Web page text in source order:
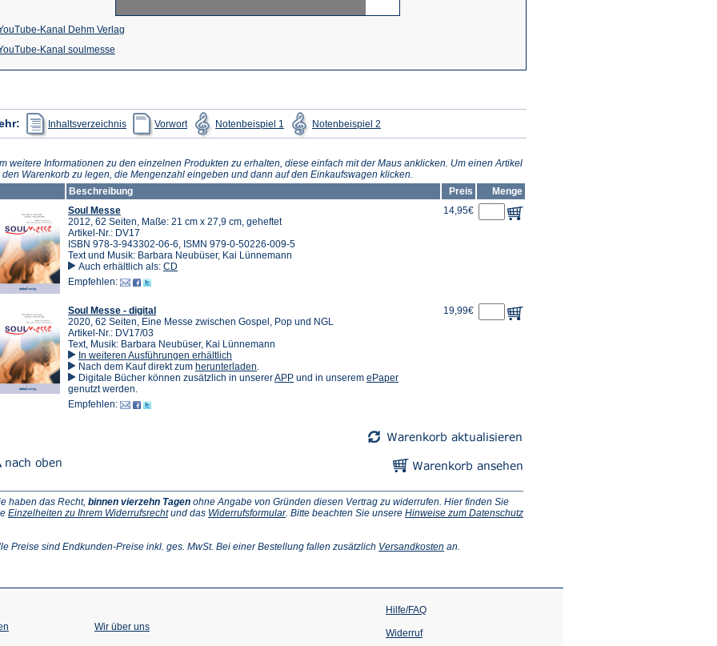
Kanal Dehm Verlag
einem
Tab)
Kanal soulmesse
in
neuen
Tab)
Inhaltsverzeichnis
(Öffnet
in
einem
Tab)
Vorwort
(Öffnet
in
einem
Tab)
Notenbeispiel 1
(Öffnet
in
einem
Tab)
Notenbeispiel 2in
einem
Tab)
weitere Informationen zu den einzelnen Produkten zu erhalten, diese einfach mit der Maus anklicken. Um einen Artikel
den Warenkorb zu legen, die Mengenzahl eingeben und dann auf den Einkaufswagen klicken.
Beschreibung
Preis
Menge
Soul Messe
2012, 62 Seiten, Maße: 21 cm x 27,9 cm, geheftet
Artikel-Nr.: DV17
ISBN 978-3-943302-06-6, ISMN 979-0-50226-009-5
Text und Musik: Barbara Neubüser, Kai Lünnemann
Auch erhältlich als: CD
Empfehlen:
14,95€
Soul Messe - digital
2020, 62 Seiten, Eine Messe zwischen Gospel, Pop und NGL
Artikel-Nr.: DV17/03
Text, Musik: Barbara Neubüser, Kai Lünnemann
In weiteren Ausführungen erhältlich
Nach dem Kauf direkt zum herunterladen
in
.
Digitale Bücher können zusätzlich in unsererAPP(Öffnet
und in unserem ePaper(Öffnet
genutzt werden.
Empfehlen:
19,99€
haben das Recht, binnen vierzehn Tagen ohne Angabe von Gründen diesen Vertrag zu widerrufen. Hier finden Sie
Einzelheiten zu Ihrem Widerrufsrecht(Öffnet
neuen
und das Widerrufsformular(Öffnet
neuen
. Bitte beachten Sie unsere Hinweise zum Datenschutz
Preise sind Endkunden-Preise inkl. ges. MwSt. Bei einer Bestellung fallen zusätzlich Versandkosten (Öffnet
Tab)
an.
Wir über uns
Hilfe/FAQ
Widerruf